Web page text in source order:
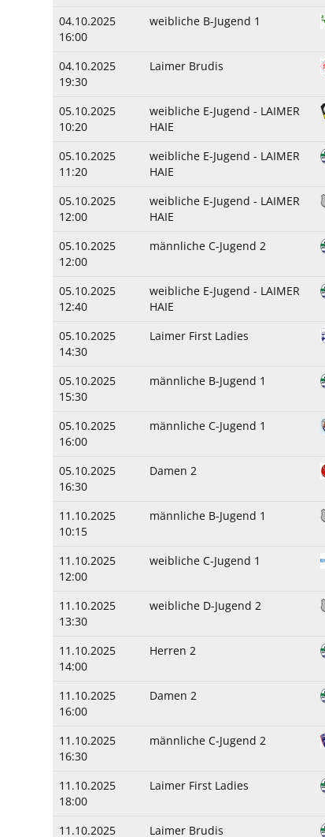
04.10.2025
16:00
weibliche B-Jugend 1
04.10.2025
19:30
Laimer Brudis
05.10.2025
10:20
weibliche E-Jugend - LAIMER
HAIE
05.10.2025
11:20
weibliche E-Jugend - LAIMER
HAIE
05.10.2025
12:00
weibliche E-Jugend - LAIMER
HAIE
05.10.2025
12:00
männliche C-Jugend 2
05.10.2025
12:40
weibliche E-Jugend - LAIMER
HAIE
05.10.2025
14:30
Laimer First Ladies
05.10.2025
15:30
männliche B-Jugend 1
05.10.2025
16:00
männliche C-Jugend 1
05.10.2025
16:30
Damen 2
11.10.2025
10:15
männliche B-Jugend 1
11.10.2025
12:00
weibliche C-Jugend 1
11.10.2025
13:30
weibliche D-Jugend 2
11.10.2025
14:00
Herren 2
11.10.2025
16:00
Damen 2
11.10.2025
16:30
männliche C-Jugend 2
11.10.2025
18:00
Laimer First Ladies
11.10.2025 Laimer Brudis